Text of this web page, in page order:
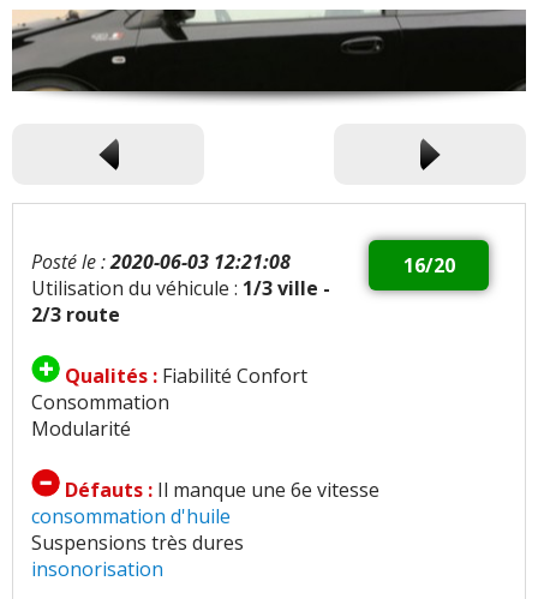
16/20
Posté le :2020-06-03 12:21:08
Utilisation du véhicule : 1/3 ville -
2/3 route
Qualités : Fiabilité Confort
Consommation
Modularité
Défauts : Il manque une 6e vitesse
consommation d'huile
Suspensions très dures
insonorisation